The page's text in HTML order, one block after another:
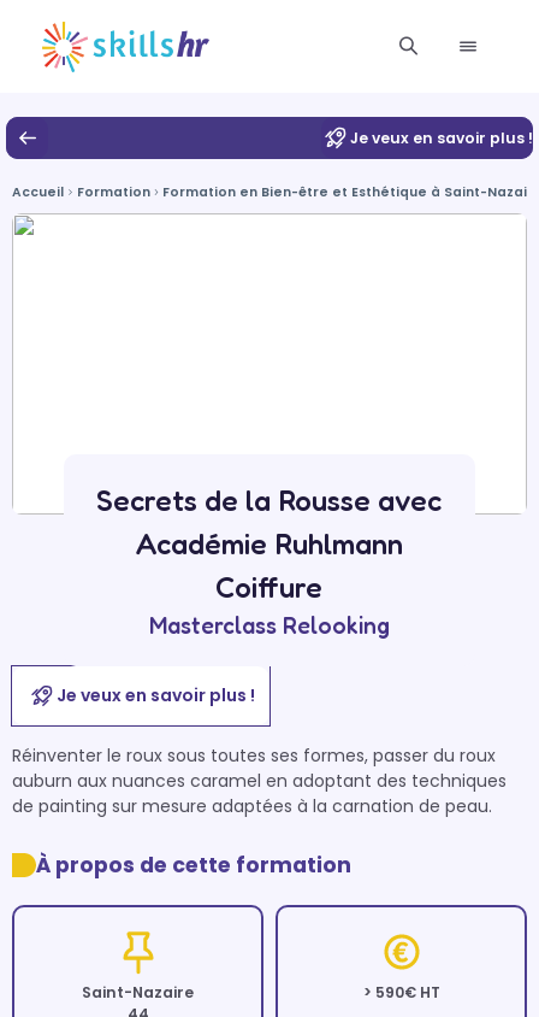
Je veux en savoir plus !
Accueil Formation Formation en Bien-être et Esthétique à Saint-
Secrets de la Rousse avec
Académie Ruhlmann
Coiffure
Masterclass Relooking
Je veux en savoir plus !
Réinventer le roux sous toutes ses formes, passer du roux
auburn aux nuances caramel en adoptant des techniques
de painting sur mesure adaptées à la carnation de peau.
À propos de cette formation
Saint-Nazaire
> 590€ HT